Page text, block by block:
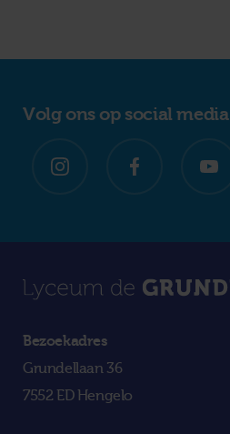
Volg ons op social media
Bezoekadres
Grundellaan 36
7552 ED Hengelo